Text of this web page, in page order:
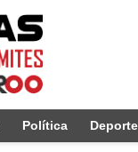
Política